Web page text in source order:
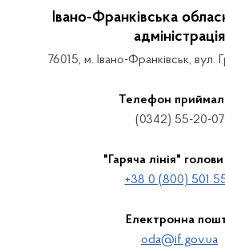
Івано-Франківська
адміністрація
76015, м. Івано-Франківськ, вул.
Телефон
(0342) 55-20-07
"Гаряча лінія"
+38 0 (800) 501
Електронна
oda@if.gov.ua